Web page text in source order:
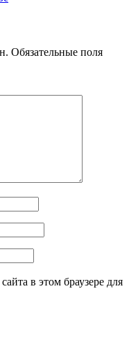
Обязательные поля
в этом браузере для